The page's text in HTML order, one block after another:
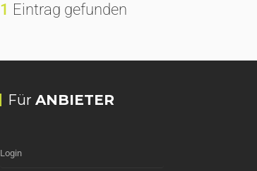
1 Eintrag gefunden
Für ANBIETER
Login